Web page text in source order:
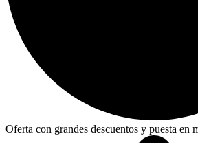
Oferta con grandes descuentos y puesta en